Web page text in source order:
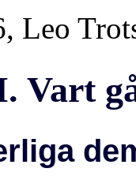
Leo
Vart